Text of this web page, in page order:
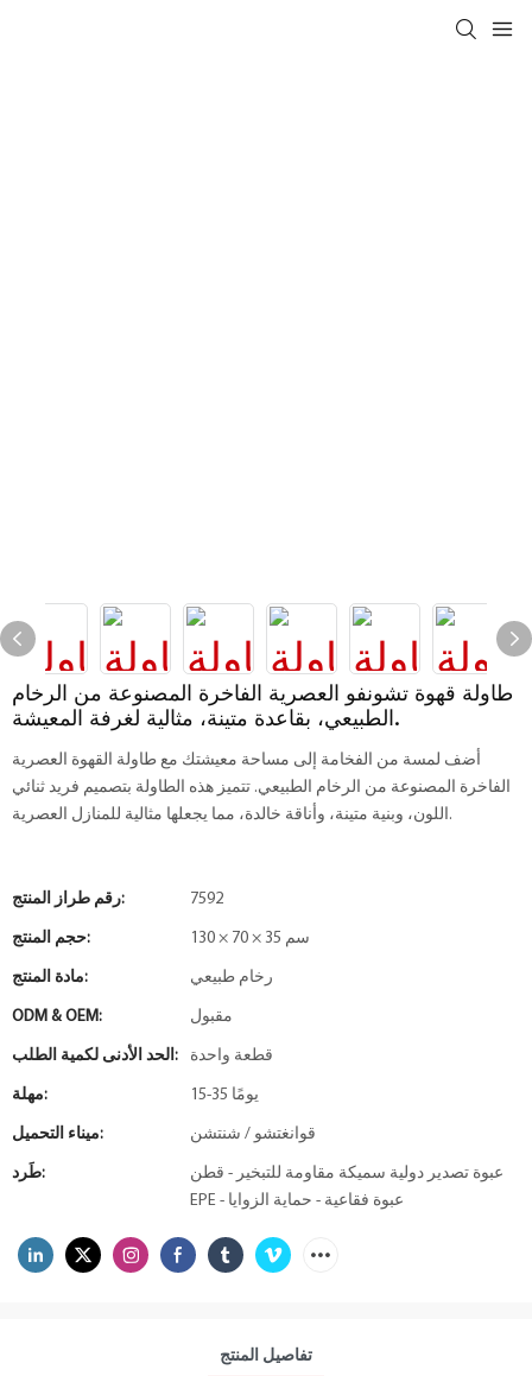
طاولة قهوة تشونفو العصرية الفاخرة المصنوعة من الرخام
الطبيعي، بقاعدة متينة، مثالية لغرفة المعيشة.
أضف لمسة من الفخامة إلى مساحة معيشتك مع طاولة القهوة العصرية
الفاخرة المصنوعة من الرخام الطبيعي. تتميز هذه الطاولة بتصميم فريد ثنائي
اللون، وبنية متينة، وأناقة خالدة، مما يجعلها مثالية للمنازل العصرية.
رقم طراز المنتج: 7592
حجم المنتج: 130 × 70 × 35 سم
مادة المنتج: رخام طبيعي
ODM & OEM: مقبول
الحد الأدنى لكمية الطلب: قطعة واحدة
مهلة: 15-35 يومًا
ميناء التحميل: قوانغتشو / شنتشن
طَرد:
عبوة تصدير دولية سميكة مقاومة للتبخير - قطن
EPE - عبوة فقاعية - حماية الزوايا
تفاصيل المنتج